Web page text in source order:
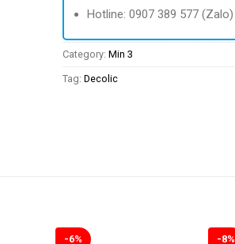
Hotline: 0907 389 577 (Zalo)
Category: Min 3
Tag: Decolic
-6% -8%